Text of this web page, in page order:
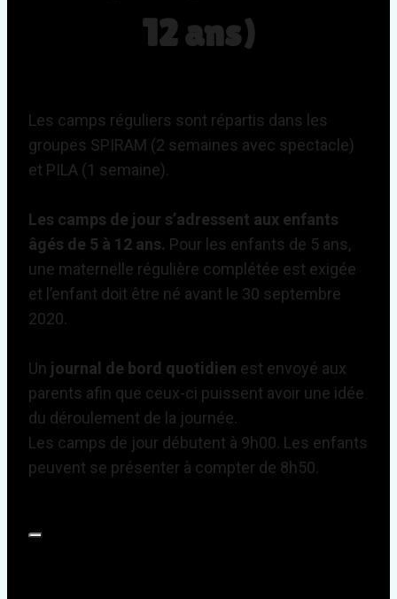
12 ans)
Les camps réguliers sont répartis dans les
groupes SPIRAM (2 semaines avec spectacle)
et PILA (1 semaine).
Les camps de jour s’adressent aux enfants
âgés de 5 à 12 ans. Pour les enfants de 5 ans,
une maternelle régulière complétée est exigée
et l’enfant doit être né avant le 30 septembre
2020.
Un journal de bord quotidien est envoyé aux
parents afin que ceux-ci puissent avoir une idée
du déroulement de la journée.
Les camps de jour débutent à 9h00. Les enfants
peuvent se présenter à compter de 8h50.